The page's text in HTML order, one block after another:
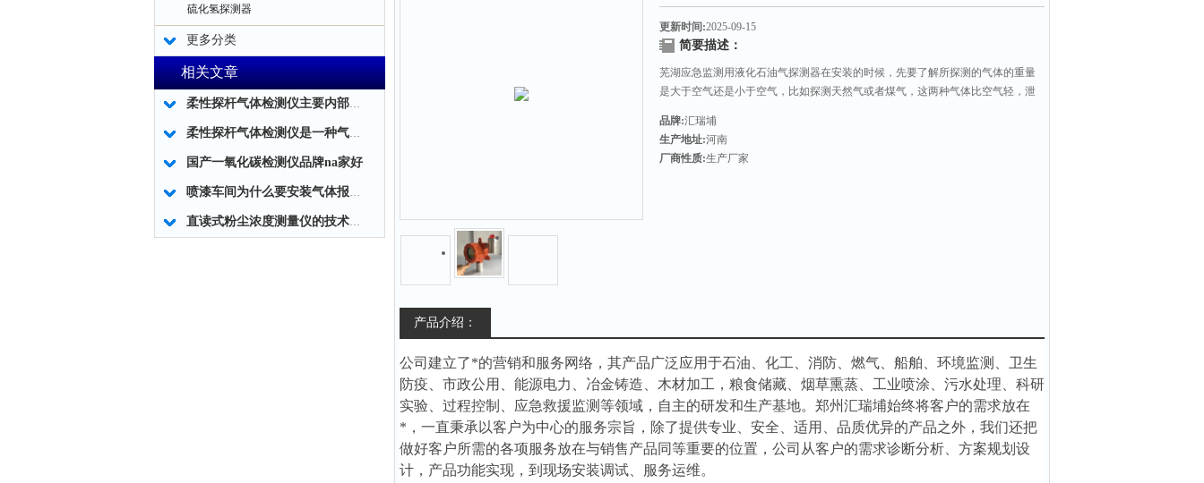
硫化氢探测器
更多分类
相关文章
柔性探杆气体检测仪主要内部结构简述
柔性探杆气体检测仪是一种气体泄露浓度检测的仪器仪表工具
国产一氧化碳检测仪品牌na家好
喷漆车间为什么要安装气体报警器？
直读式粉尘浓度测量仪的技术细节是哪些？
更新时间:2025-09-15
简要描述：
芜湖应急监测用液化石油气探测器在安装的时候，先要了解所探测的气体的重量
是大于空气还是小于空气，比如探测天然气或者煤气，这两种气体比空气轻，泄
50CM处，离气源1-2米之间即可。又比如探测的是液化气，液化气比空气重，同
理就得安装在下方，离地面30-50CM 了。
品牌:汇瑞埔
生产地址:河南
厂商性质:生产厂家
产品介绍：
公司建立了*的营销和服务网络，其产品广泛应用于石油、化工、消防、燃气、船舶、环境监测、卫生
防疫、市政公用、能源电力、冶金铸造、木材加工，粮食储藏、烟草熏蒸、工业喷涂、污水处理、科研
实验、过程控制、应急救援监测等领域，自主的研发和生产基地。郑州汇瑞埔始终将客户的需求放在
*，一直秉承以客户为中心的服务宗旨，除了提供专业、安全、适用、品质优异的产品之外，我们还把
做好客户所需的各项服务放在与销售产品同等重要的位置，公司从客户的需求诊断分析、方案规划设
计，产品功能实现，到现场安装调试、服务运维。